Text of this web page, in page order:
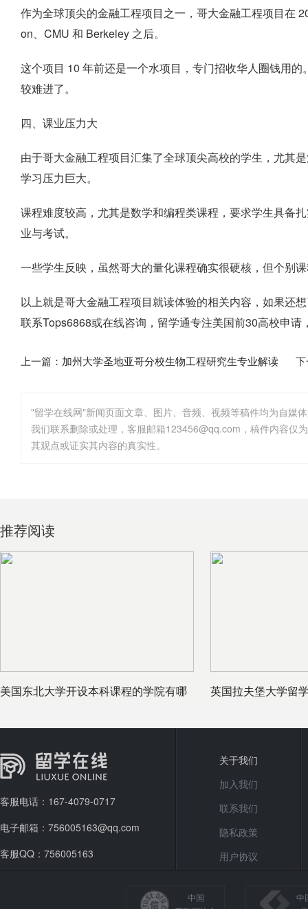
作为全球顶尖的金融工程项目之一，哥大金融工程项目在
on、CMU 和 Berkeley 之后。
这个项目 10 年前还是一个水项目，专门招收华人圈钱用
较难进了。
四、课业压力大
由于哥大金融工程项目汇集了全球顶尖高校的学生，尤其
学习压力巨大。
课程难度较高，尤其是数学和编程类课程，要求学生具备
业与考试。
一些学生反映，虽然哥大的量化课程确实很硬核，但个别
以上就是哥大金融工程项目就读体验的相关内容，如果还
联系Tops6868或在线咨询，留学通专注美国前30高校申
上一篇： 加州大学圣地亚哥分校生物工程研究生专业解读
"留学在线网"新闻页面文章、图片、音频、视频等稿件均为自媒
其观点或证实其内容的真实性。
推荐阅读
美国东北大学开设本科课程的学院有哪
英国拉夫堡大学留
客服电话：167-4079-0717
电子邮箱：756005163@qq.com
客服QQ：756005163
关于我们
加入我们
联系我们
隐私政策
用户协议
中国
中